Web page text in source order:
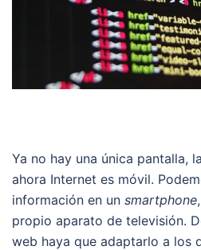
Ya no hay una única pantalla,
ahora Internet es móvil.
información en un smartphone
propio aparato de televisión.
web haya que adaptarlo a los